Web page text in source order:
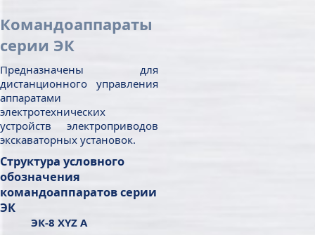
Командоаппараты
серии ЭК
Предназначены для
дистанционного управления
аппаратами
электротехнических
устройств электроприводов
экскаваторных установок.
Структура условного
обозначения
командоаппаратов серии
ЭК
ЭК-8 ХYZ А